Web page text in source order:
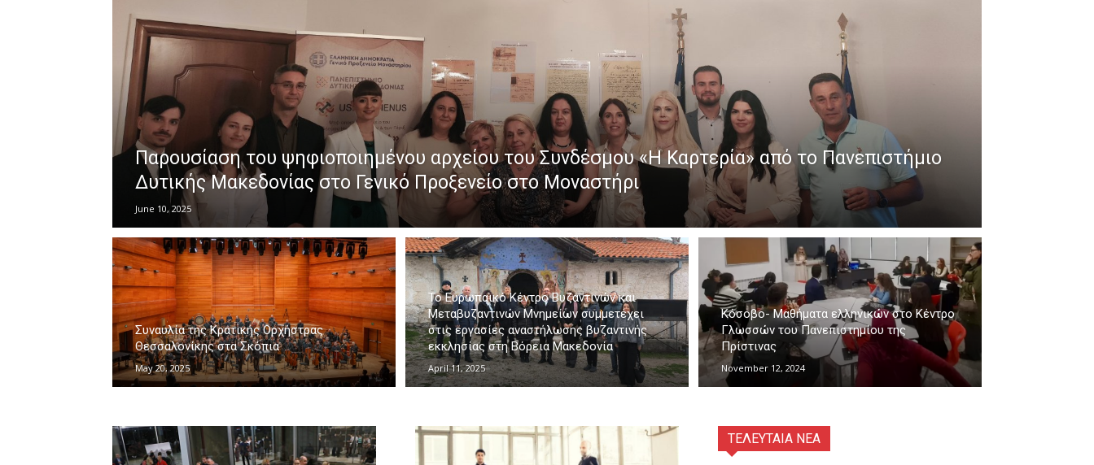
Παρουσίαση του ψηφιοποιημένου αρχείου του Συνδέσμου «Η Καρτερία» από το Πανεπιστήμιο
Δυτικής Μακεδονίας στο Γενικό Προξενείο στο Μοναστήρι
June 10, 2025
Συναυλία της Κρατικής Ορχήστρας
Θεσσαλονίκης στα Σκόπια
May 20, 2025
Το Ευρωπαϊκό Κέντρο Βυζαντινών και
Μεταβυζαντινών Μνημείων συμμετέχει
στις εργασίες αναστήλωσης βυζαντινής
εκκλησίας στη Βόρεια Μακεδονία
April 11, 2025
Κόσοβο- Μαθήματα ελληνικών στο Κέντρο
Γλωσσών του Πανεπιστημίου της
Πρίστινας
November 12, 2024
ΤΕΛΕΥΤΑΙΑ ΝΕΑ